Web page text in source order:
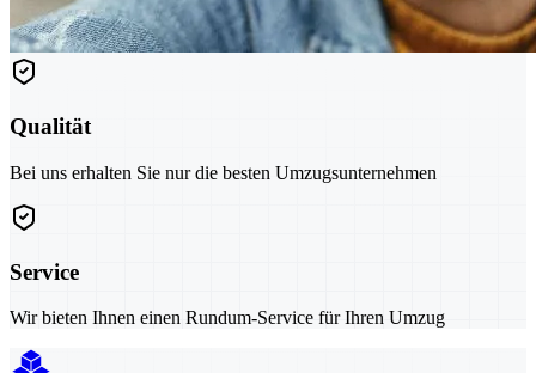
Qualität
Bei uns erhalten Sie nur die besten Umzugsunternehmen
Service
Wir bieten Ihnen einen Rundum-Service für Ihren Umzug